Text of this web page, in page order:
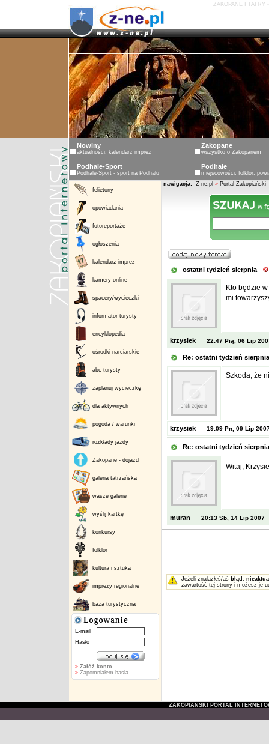
ZAKOPANE I TATRY
Nowiny
aktualności, kalendarz imprez
Zakopane
wszystko o Zakopanem
Podhale-Sport
Podhale-Sport - sport na Podhalu
Podhale
miejscowości, folklor,
felietony
opowiadania
fotoreportaże
ogłoszenia
kalendarz imprez
kamery online
spacery/wycieczki
informator turysty
encyklopedia
ośrodki narciarskie
abc turysty
zaplanuj wycieczkę
dla aktywnych
pogoda / warunki
rozkłady jazdy
Zakopane - dojazd
galeria tatrzańska
wasze galerie
wyślij kartkę
konkursy
folklor
kultura i sztuka
imprezy regionalne
baza turystyczna
E-mail
Hasło
» Załóż konto
»Zapomniałem hasła
nawigacja: Z-ne.pl » Portal Zakopiański
ostatni tydzień sierpnia
Kto będzie
mi
krzysiek 22:47 Pią, 06 Lip
Re: ostatni tydzień
Szkoda, że
krzysiek 19:09 Pn, 09 Lip
Re: ostatni tydzień
Witaj,
muran 20:13 Sb, 14 Lip 2007
Jeżeli znalazłeś/aś błąd ,
zawartość tej strony i możesz je
ZAKOPIAŃSKI PORTAL